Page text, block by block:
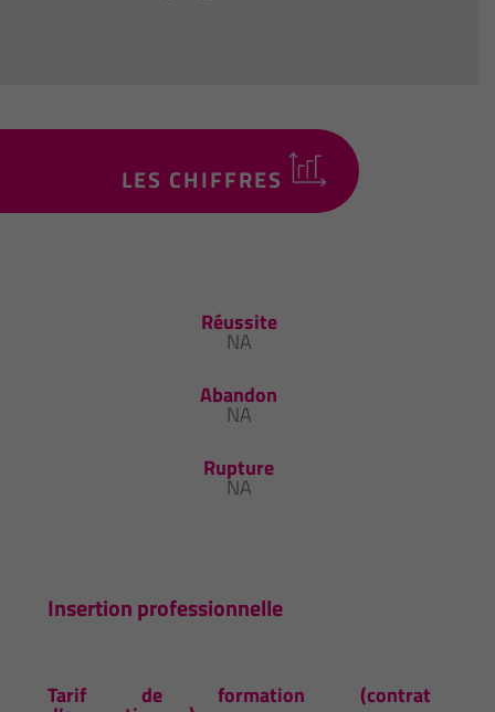
LES CHIFFRES
Réussite
NA
Abandon
NA
Rupture
NA
Insertion professionnelle
Tarif de formation (contrat